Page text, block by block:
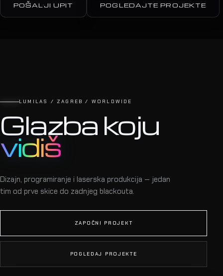
POŠALJI UPIT POGLEDAJTE PROJEKTE
LUMILAS / ZAGREB / WORLDWIDE
Glazba koju
vidiš
Dizajn, programiranje i laserska produkcija — jedan
tim od prve skice do zadnjeg blackouta.
ZAPOČNI PROJEKT
POGLEDAJ PROJEKTE